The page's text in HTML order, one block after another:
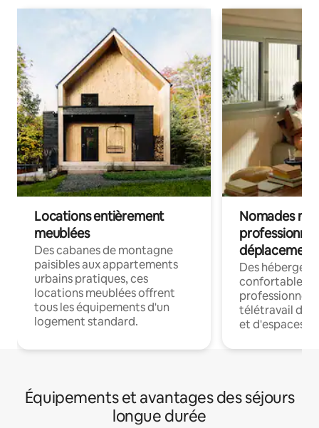
Locations entièrement
meublées
Des cabanes de montagne
paisibles aux appartements
urbains pratiques, ces
locations meublées offrent
tous les équipements d'un
logement standard.
Nomades
déplacement
Des
confortables
professionnels
télétravail
et d'espaces
Équipements et avantages des séjours
longue durée